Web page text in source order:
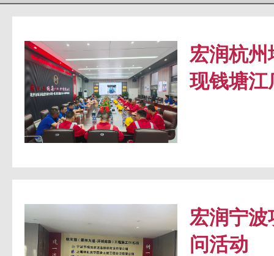
宏润杭
现钱塘江
宏润宁
问活动